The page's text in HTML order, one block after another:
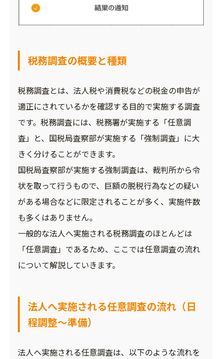
税務調査の概要と種類
税務調査とは、法人税や消費税などの税金の申告が
適正にされているかを確認する目的で実施する調査
です。税務調査には、税務署が実施する「任意調
査」と、国税局査察部が実施する「強制調査」に大
きく分けることができます。
国税局査察部が実施する強制調査は、裁判所から令
状を取って行うもので、巨額の脱税行為などの疑い
がある場合などに限定されることが多く、実施件数
も多くはありません。
一般的な法人へ実施される税務調査のほとんどは
「任意調査」であるため、ここでは任意調査の流れ
について解説していきます。
法人へ実施される任意調査の流れ（日
程調整～準備）
法人へ実施される任意調査は、以下のような流れを